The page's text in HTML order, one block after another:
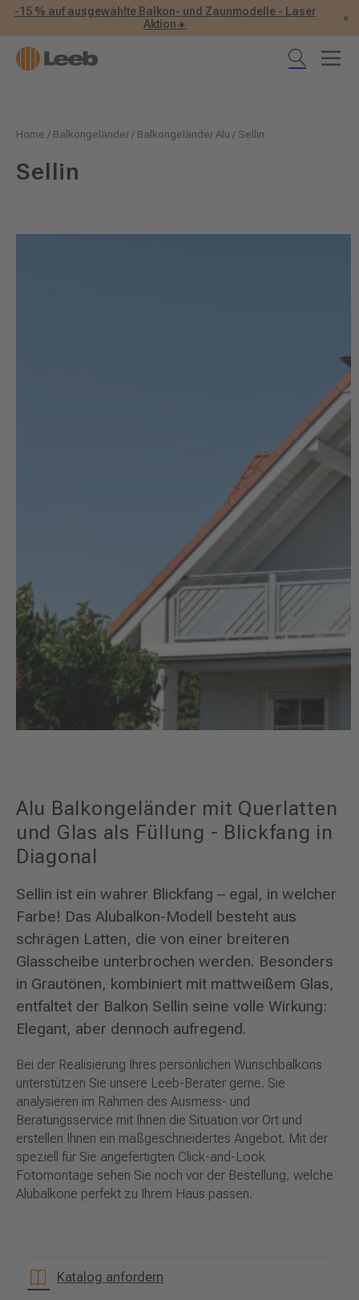
-15 % auf ausgewählte Balkon- und Zaunmodelle - Laser
Aktion☀️
×
Home / Balkongeländer/ Balkongeländer Alu / Sellin
Sellin
Alu Balkongeländer mit Querlatten
und Glas als Füllung - Blickfang in
Diagonal
Sellin ist ein wahrer Blickfang – egal, in welcher
Farbe! Das Alubalkon-Modell besteht aus
schrägen Latten, die von einer breiteren
Glasscheibe unterbrochen werden. Besonders
in Grautönen, kombiniert mit mattweißem Glas,
entfaltet der Balkon Sellin seine volle Wirkung:
Elegant, aber dennoch aufregend.
Bei der Realisierung Ihres persönlichen Wunschbalkons
unterstützen Sie unsere Leeb-Berater gerne. Sie
analysieren im Rahmen des Ausmess- und
Beratungsservice mit Ihnen die Situation vor Ort und
erstellen Ihnen ein maßgeschneidertes Angebot. Mit der
speziell für Sie angefertigten Click-and-Look
Fotomontage sehen Sie noch vor der Bestellung, welche
Alubalkone perfekt zu Ihrem Haus passen.
Katalog anfordern